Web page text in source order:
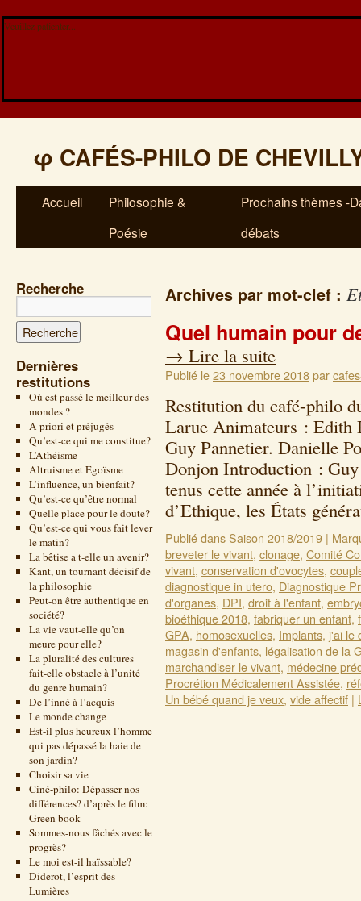
Veuillez patienter...
φ CAFÉS-PHILO DE
Accueil
Philosophie &
Poésie
Prochains thèmes -
débats
Recherche
Dernières
restitutions
Où est passé le meilleur des
mondes ?
A priori et préjugés
Qu’est-ce qui me constitue?
L’Athéisme
Altruisme et Egoïsme
L’influence, un bienfait?
Qu’est-ce qu’être normal
Quelle place pour le doute?
Qu’est-ce qui vous fait lever
le matin?
La bêtise a t-elle un avenir?
Kant, un tournant décisif de
la philosophie
Peut-on être authentique en
société?
La vie vaut-elle qu’on
meure pour elle?
La pluralité des cultures
fait-elle obstacle à l’unité
du genre humain?
De l’inné à l’acquis
Le monde change
Est-il plus heureux l’homme
qui pas dépassé la haie de
son jardin?
Choisir sa vie
Ciné-philo: Dépasser nos
différences? d’après le film:
Green book
Sommes-nous fâchés avec le
progrès?
Le moi est-il haïssable?
Diderot, l’esprit des
Lumières
Archives par mot-clef :
Quel humain pour
→ Lire la suite
Publié le23 novembre 2018par
Restitution du café-philo
Larue Animateurs : Edith
Guy Pannetier. Danielle
Donjon Introduction :
tenus cette année à
d’Ethique, les États
Publié dansSaison 2018/2019 |
breveter le vivant, clonage, Comité
vivant, conservation d'ovocytes,
diagnostique in utero, Diagnostique
d'organes, DPI, droit à l'enfant,
bioéthique 2018, fabriquer un enfant,
GPA, homosexuelles, Implants, j'ai le
magasin d'enfants, légalisation de la
marchandiser le vivant, médecine
Procrétion Médicalement Assistée,
Un bébé quand je veux, vide affectif |